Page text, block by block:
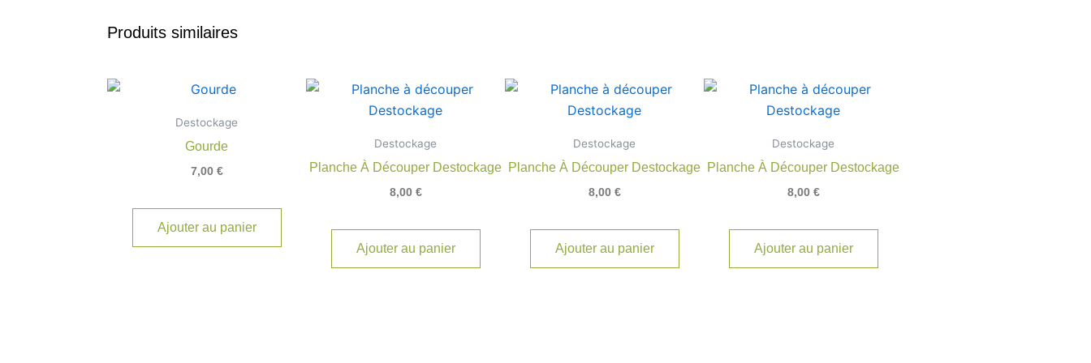
Produits similaires
Destockage
Gourde
7,00 €
Ajouter au panier
Destockage
Planche À Découper Destockage
8,00 €
Ajouter au panier
Destockage
Planche À Découper Destockage
8,00 €
Ajouter au panier
Destockage
Planche À Découper Destockage
8,00 €
Ajouter au panier